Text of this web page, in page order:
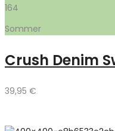
164
Sommer
Crush Denim
39,95 €